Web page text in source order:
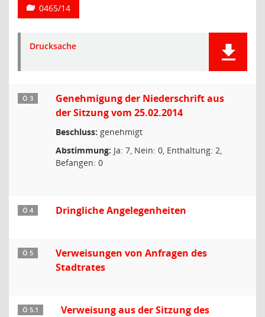
0465/14
Drucksache
Ö 3
Genehmigung der Niederschrift aus
der Sitzung vom 25.02.2014
Beschluss: genehmigt
Abstimmung: Ja: 7, Nein: 0, Enthaltung: 2,
Befangen: 0
Ö 4 Dringliche Angelegenheiten
Ö 5
Verweisungen von Anfragen des
Stadtrates
Ö 5.1
Verweisung aus der Sitzung des